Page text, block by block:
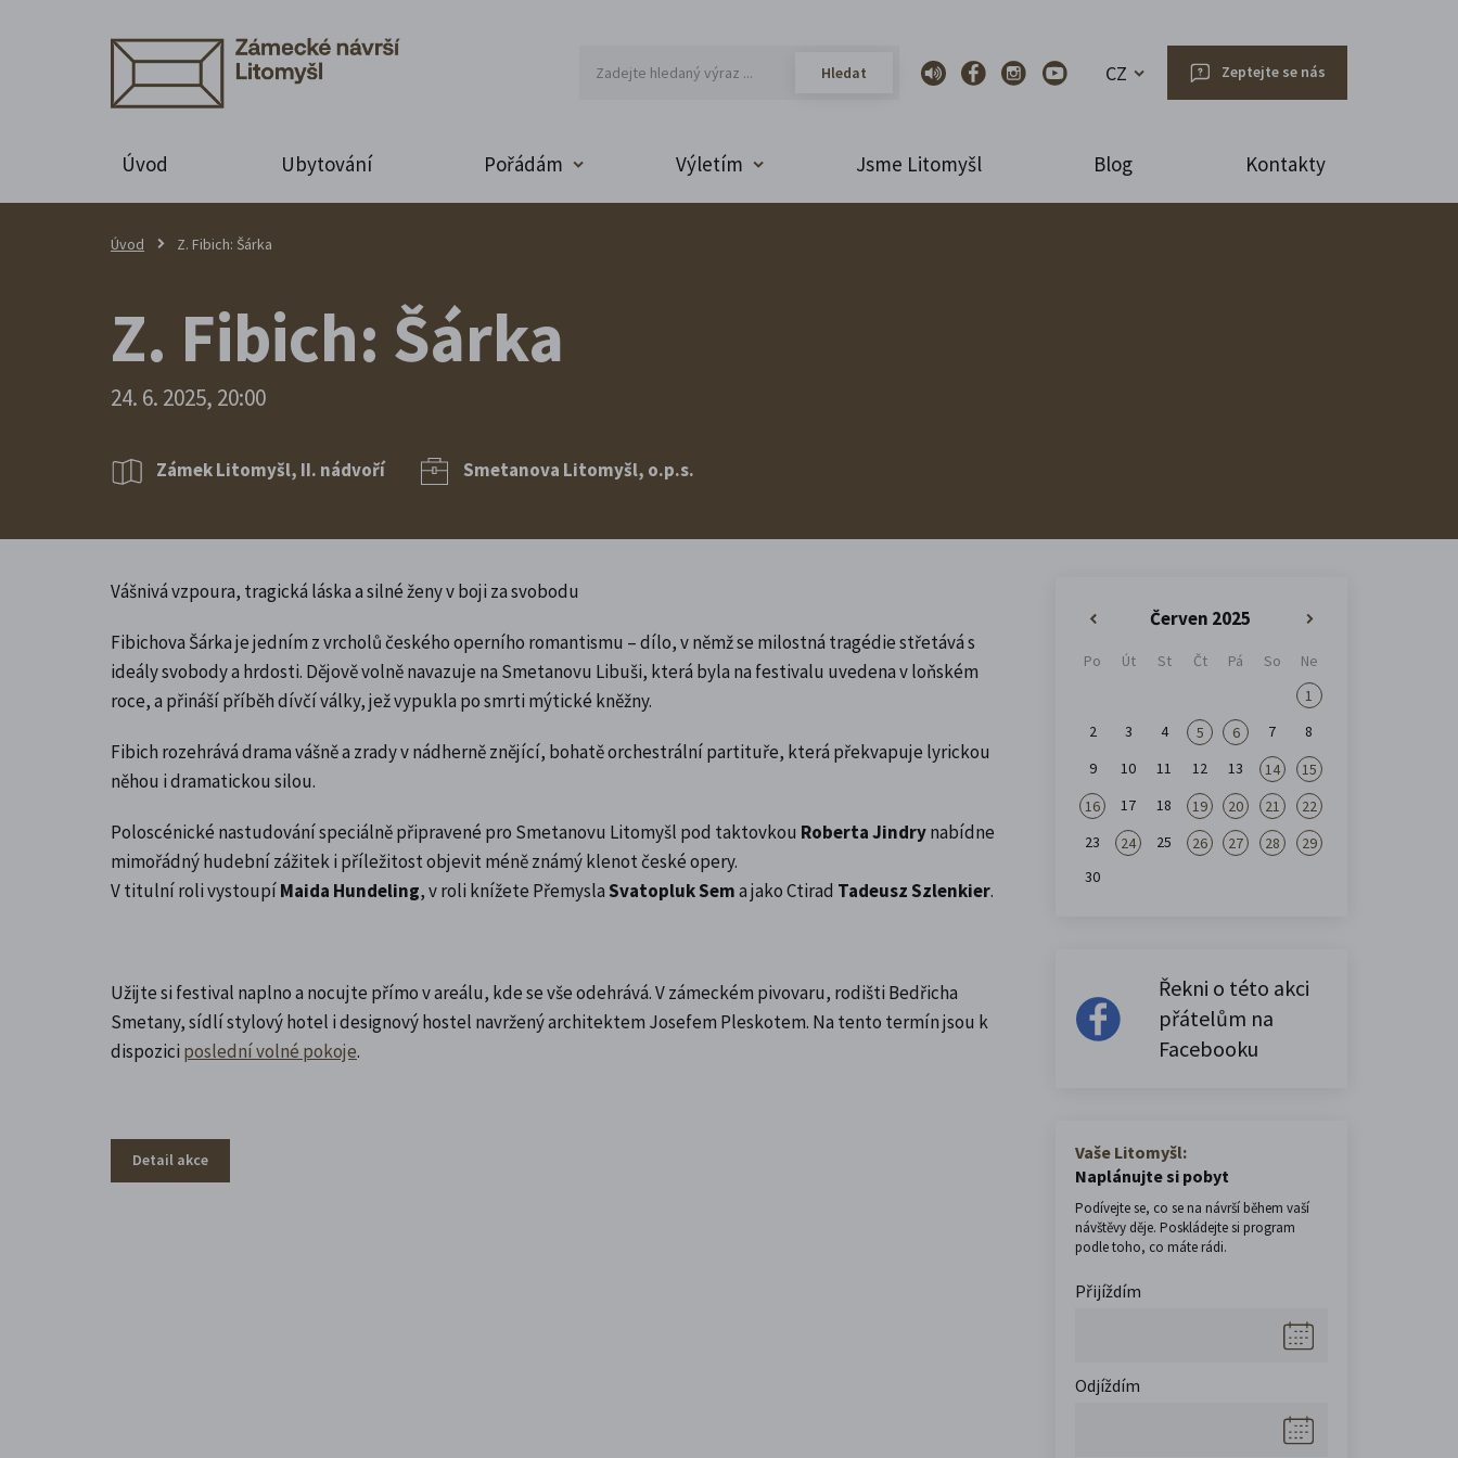
CZ Zeptejte se nás
Úvod Ubytování Pořádám Výletím Jsme Litomyšl Blog Kontakty
Úvod Z. Fibich: Šárka
Z. Fibich: Šárka
24. 6. 2025, 20:00
Zámek Litomyšl, II. nádvoří Smetanova Litomyšl, o.p.s.
Vášnivá vzpoura, tragická láska a silné ženy v boji za svobodu
Fibichova Šárka je jedním z vrcholů českého operního romantismu – dílo, v němž se milostná tragédie střetává s
ideály svobody a hrdosti. Dějově volně navazuje na Smetanovu Libuši, která byla na festivalu uvedena v loňském
roce, a přináší příběh dívčí války, jež vypukla po smrti mýtické kněžny.
Fibich rozehrává drama vášně a zrady v nádherně znějící, bohatě orchestrální partituře, která překvapuje lyrickou
něhou i dramatickou silou.
Poloscénické nastudování speciálně připravené pro Smetanovu Litomyšl pod taktovkou Roberta Jindrynabídne
mimořádný hudební zážitek i příležitost objevit méně známý klenot české opery.
V titulní roli vystoupíMaida Hundeling, v roli knížete PřemyslaSvatopluk Sema jako Ctirad Tadeusz Szlenkier.
Užijte si festival naplno a nocujte přímo v areálu, kde se vše odehrává. V zámeckém pivovaru, rodišti Bedřicha
Smetany, sídlí stylový hotel i designový hostel navržený architektem Josefem Pleskotem. Na tento termín jsou k
dispozici poslední volné pokoje.
Detail akce
Červen 2025
Po Út St Čt Pá So
Ne
1
2
3 4 5 6 7
8
9
10 11 12 13 14
15
16
17 18 19 20 21
22
23
24 25 26 27 28
29
30
Řekni o této akci
přátelům na
Facebooku
Vaše Litomyšl:
Naplánujte si pobyt
Podívejte se, co se na návrší během vaší
návštěvy děje. Poskládejte si program
podle toho, co máte rádi.
Přijíždím
Odjíždím